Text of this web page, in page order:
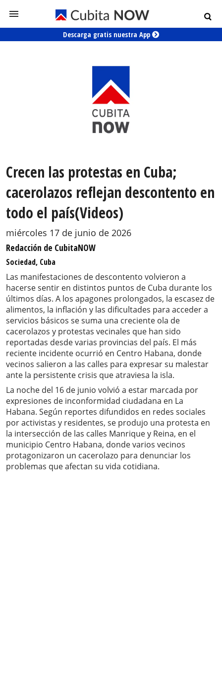
Descarga gratis nuestra App
Crecen las protestas en Cuba;
cacerolazos reflejan descontento en
todo el país(Videos)
miércoles 17 de junio de 2026
Redacción de CubitaNOW
Sociedad, Cuba
Las manifestaciones de descontento volvieron a
hacerse sentir en distintos puntos de Cuba durante los
últimos días. A los apagones prolongados, la escasez de
alimentos, la inflación y las dificultades para acceder a
servicios básicos se suma una creciente ola de
cacerolazos y protestas vecinales que han sido
reportadas desde varias provincias del país. El más
reciente incidente ocurrió en Centro Habana, donde
vecinos salieron a las calles para expresar su malestar
ante la persistente crisis que atraviesa la isla.
La noche del 16 de junio volvió a estar marcada por
expresiones de inconformidad ciudadana en La
Habana. Según reportes difundidos en redes sociales
por activistas y residentes, se produjo una protesta en
la intersección de las calles Manrique y Reina, en el
municipio Centro Habana, donde varios vecinos
protagonizaron un cacerolazo para denunciar los
problemas que afectan su vida cotidiana.